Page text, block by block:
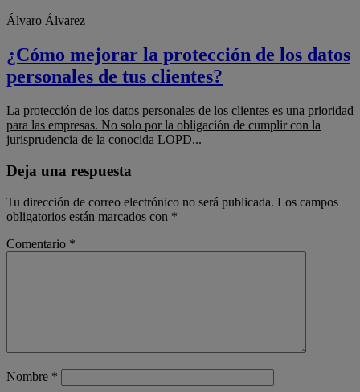
Álvaro Álvarez
¿Cómo mejorar la protección de los datos
personales de tus clientes?
La protección de los datos personales de los clientes es una prioridad
para las empresas. No solo por la obligación de cumplir con la
jurisprudencia de la conocida LOPD...
Deja una respuesta
Tu dirección de correo electrónico no será publicada. Los campos
obligatorios están marcados con *
Comentario *
Nombre *